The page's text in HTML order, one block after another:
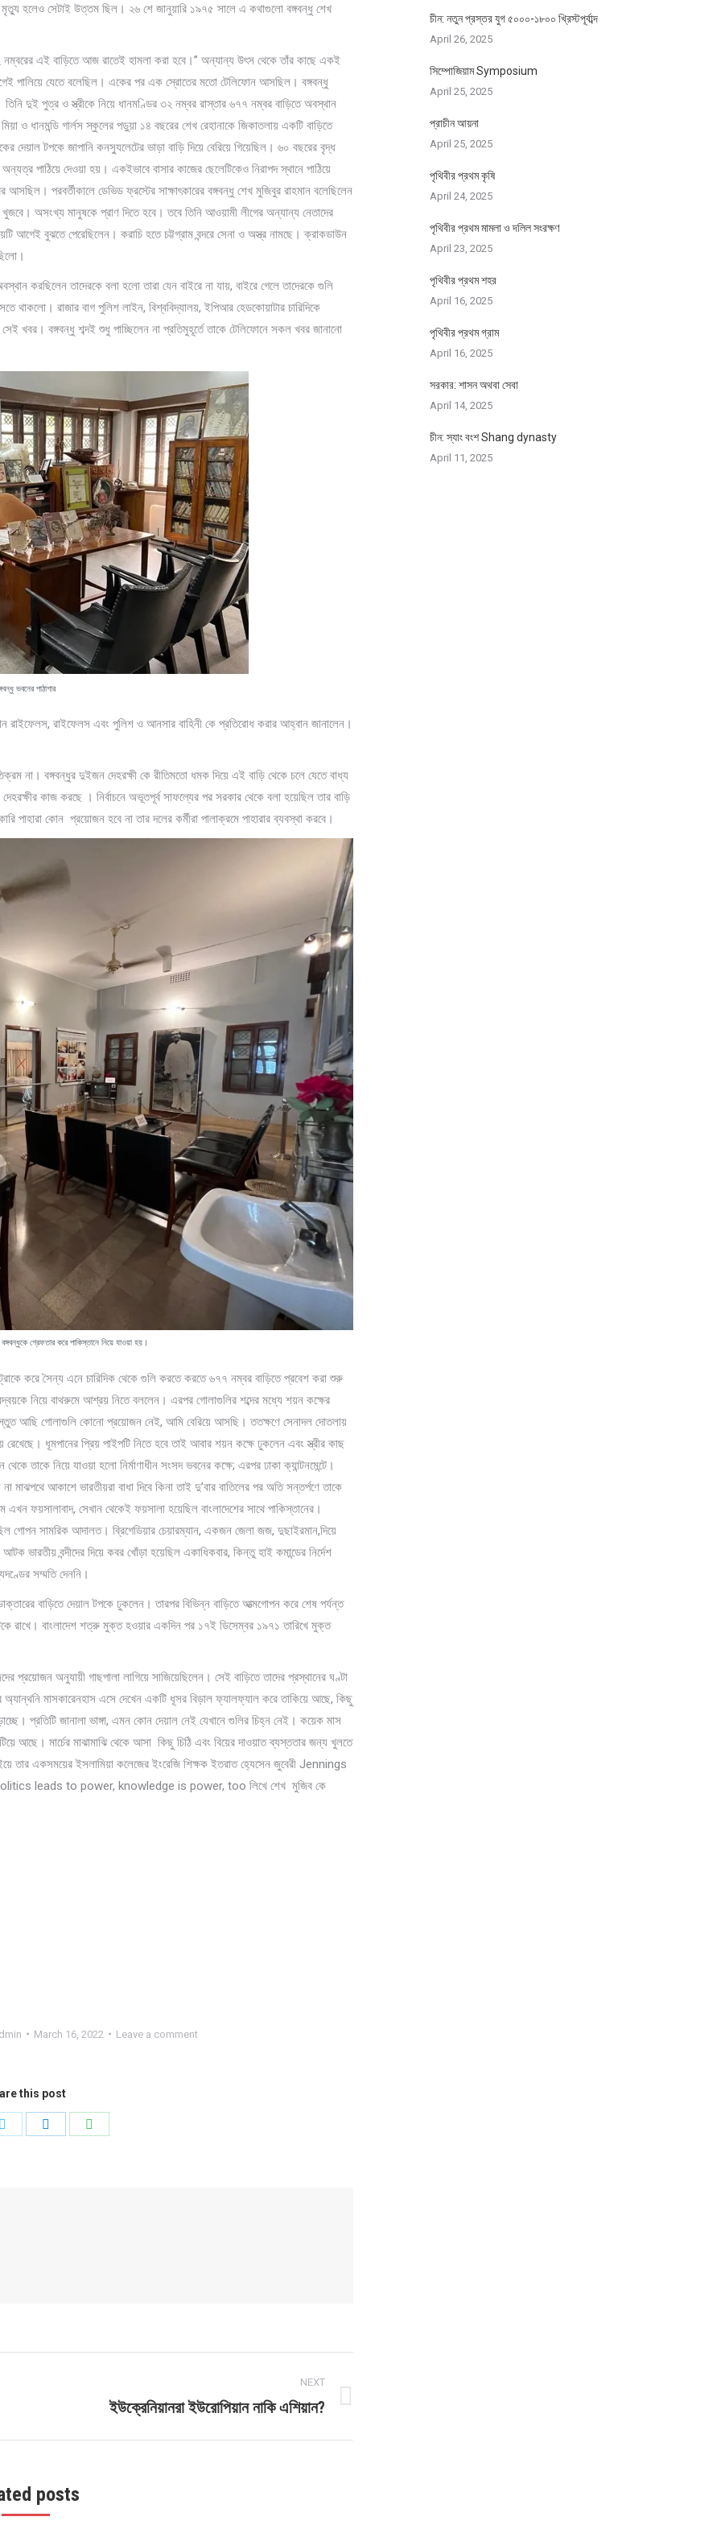
হলেও সেটাই উত্তম ছিল। ২৬ শে জানুয়ারি ১৯৭৫ সালে এ কথাগুলো বঙ্গবন্ধু শেখ
নম্বরের এই বাড়িতে আজ রাতেই হামলা করা হবে।” অন্যান্য উৎস থেকে তাঁর কাছে একই
পালিয়ে যেতে বলেছিল। একের পর এক স্রোতের মতো টেলিফোন আসছিল। বঙ্গবন্ধু
দুই পুত্র ও স্ত্রীকে নিয়ে ধানমণ্ডির ৩২ নম্বর রাস্তার ৬৭৭ নম্বর বাড়িতে অবস্থান
ও ধানমন্ডি গার্লস স্কুলের পড়ুয়া ১৪ বছরের শেখ রেহানাকে জিকাতলায় একটি বাড়িতে
দেয়াল টপকে জাপানি কনস্যুলেটের ভাড়া বাড়ি দিয়ে বেরিয়ে গিয়েছিল। ৬০ বছরের বৃদ্ধ
পাঠিয়ে দেওয়া হয়। একইভাবে বাসার কাজের ছেলেটিকেও নিরাপদ স্থানে পাঠিয়ে
পরবর্তীকালে ডেভিড ফ্রস্টের সাক্ষাৎকারের বঙ্গবন্ধু শেখ মুজিবুর রাহমান বলেছিলেন
অসংখ্য মানুষকে প্রাণ দিতে হবে। তবে তিনি আওয়ামী লীগের অন্যান্য নেতাদের
আগেই বুঝতে পেরেছিলেন। করাচি হতে চট্টগ্রাম বন্দরে সেনা ও অস্ত্র নামছে। ক্রাকডাউন
করছিলেন তাদেরকে বলা হলো তারা যেন বাইরে না যায়, বাইরে গেলে তাদেরকে গুলি
থাকলো। রাজার বাগ পুলিশ লাইন, বিশ্ববিদ্যালয়, ইপিআর হেডকোয়াটার চারিদিকে
বঙ্গবন্ধু শব্দই শুধু পাচ্ছিলেন না প্রতিমুহূর্তে তাকে টেলিফোনে সকল খবর জানানো
ভবনের পাঠাগার
রাইফেলস, রাইফেলস এবং পুলিশ ও আনসার বাহিনী কে প্রতিরোধ করার আহ্বান জানালেন।
না। বঙ্গবন্ধুর দুইজন দেহরক্ষী কে রীতিমতো ধমক দিয়ে এই বাড়ি থেকে চলে যেতে বাধ্য
কাজ করছে । নির্বাচনে অভূতপূর্ব সাফল্যের পর সরকার থেকে বলা হয়েছিল তার বাড়ি
পাহারা কোন প্রয়োজন হবে না তার দলের কর্মীরা পালাক্রমে পাহারার ব্যবস্থা করবে।
গ্রেফতার করে পাকিস্তানে নিয়ে যাওয়া হয়।
করে সৈন্য এনে চারিদিক থেকে গুলি করতে করতে ৬৭৭ নম্বর বাড়িতে প্রবেশ করা শুরু
নিয়ে বাথরুমে আশ্রয় নিতে বললেন। এরপর গোলাগুলির শব্দের মধ্যে শয়ন কক্ষের
আছি গোলাগুলি কোনো প্রয়োজন নেই, আমি বেরিয়ে আসছি। ততক্ষণে সেনাদল দোতলায়
রেখেছে। ধূমপানের প্রিয় পাইপটি নিতে হবে তাই আবার শয়ন কক্ষে ঢুকলেন এবং স্ত্রীর কাছ
তাকে নিয়ে যাওয়া হলো নির্মাণাধীন সংসদ ভবনের কক্ষে; এরপর ঢাকা ক্যান্টনমেন্টে।
মাঝপথে আকাশে ভারতীয়রা বাধা দিবে কিনা তাই দু’বার বাতিলের পর অতি সন্তর্পণে তাকে
এখন ফয়সালাবাদ, সেখান থেকেই ফয়সালা হয়েছিল বাংলাদেশের সাথে পাকিস্তানের।
গোপন সামরিক আদালত। ব্রিগেডিয়ার চেয়ারম্যান, একজন জেলা জজ, দুছাইরমান,দিয়ে
ভারতীয় বন্দীদের দিয়ে কবর খোঁড়া হয়েছিল একাধিকবার, কিন্তু হাই কমান্ডের নির্দেশ
সম্মতি দেননি।
বাড়িতে দেয়াল টপকে ঢুকলেন। তারপর বিভিন্ন বাড়িতে আত্মগোপন করে শেষ পর্যন্ত
রাখে। বাংলাদেশ শত্রু মুক্ত হওয়ার একদিন পর ১৭ই ডিসেম্বর ১৯৭১ তারিখে মুক্ত
প্রয়োজন অনুযায়ী গাছপালা লাগিয়ে সাজিয়েছিলেন। সেই বাড়িতে তাদের প্রস্থানের ঘণ্টা
মাসকারেনহাস এসে দেখেন একটি ধূসর বিড়াল ফ্যালফ্যাল করে তাকিয়ে আছে, কিছু
প্রতিটি জানালা ভাঙ্গা, এমন কোন দেয়াল নেই যেখানে গুলির চিহ্ন নেই। কয়েক মাস
আছে। মার্চের মাঝামাঝি থেকে আসা কিছু চিঠি এবং বিয়ের দাওয়াত ব্যস্ততার জন্য খুলতে
তার একসময়ের ইসলামিয়া কলেজের ইংরেজি শিক্ষক ইতরাত হ্যেসেন জুবেরী Jennings
leads to power, knowledge is power, too লিখে শেখ মুজিব কে
March 16, 2022 Leave a comment
this post
NEXT
ইউক্রেনিয়ানরা ইউরোপিয়ান নাকি এশিয়ান?
posts
চীন: নতুন প্রস্তর যুগ ৫০০০-১৮০০ খ্রিস্টপূর্বাব্দ
April 26, 2025
সিম্পোজিয়াম Symposium
April 25, 2025
প্রাচীন আয়না
April 25, 2025
পৃথিবীর প্রথম কৃষি
April 24, 2025
পৃথিবীর প্রথম মামলা ও দলিল সংরক্ষণ
April 23, 2025
পৃথিবীর প্রথম শহর
April 16, 2025
পৃথিবীর প্রথম গ্রাম
April 16, 2025
সরকার: শাসন অথবা সেবা
April 14, 2025
চীন: স্যাং বংশ Shang dynasty
April 11, 2025